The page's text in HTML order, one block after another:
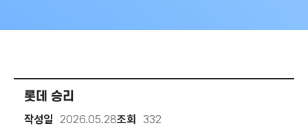
롯데 승리
작성일 2026.05.28조회 332